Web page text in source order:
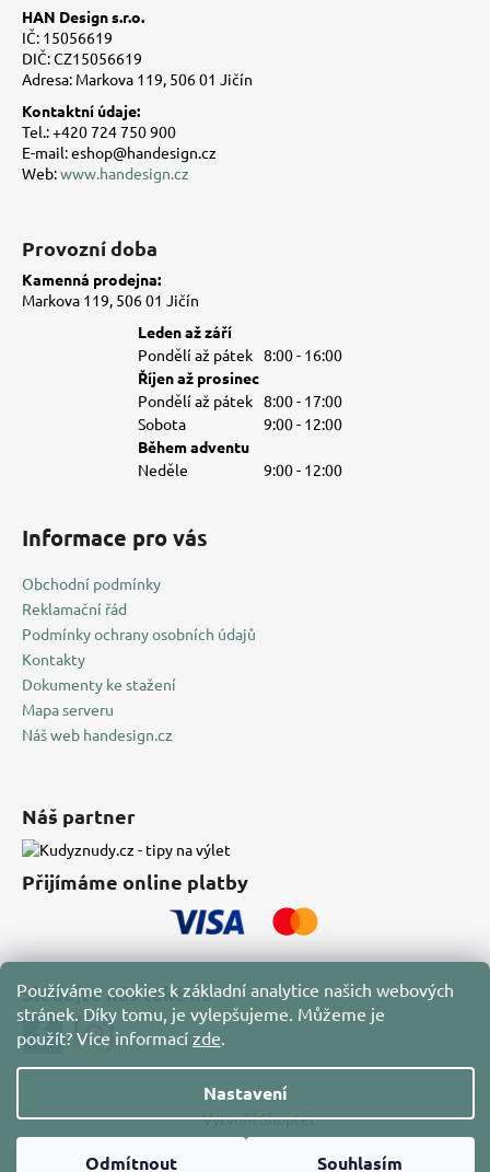
Používáme cookies k základní analytice našich webových
stránek. Díky tomu, je vylepšujeme. Můžeme je
použít? Více informací zde.
Nastavení
Odmítnout Souhlasím
HAN Design s.r.o.
IČ: 15056619
DIČ: CZ15056619
Adresa: Markova 119, 506 01 Jičín
Kontaktní údaje:
Tel.: +420 724 750 900
E-mail: eshop@handesign.cz
Web:www.handesign.cz
Provozní doba
Kamenná prodejna:
Markova 119, 506 01 Jičín
Leden až září
Pondělí až pátek 8:00 - 16:00
Říjen až prosinec
Pondělí až pátek 8:00 - 17:00
Sobota
9:00 - 12:00
Během adventu
Neděle
9:00 - 12:00
Informace pro vás
Obchodní podmínky
Reklamační řád
Podmínky ochrany osobních údajů
Kontakty
Dokumenty ke stažení
Mapa serveru
Náš web handesign.cz
Náš partner
Přijímáme online platby
Sledujte nás také na
Vytvořil Shoptet
Copyright 2026
. Všechna práva vyhrazena.